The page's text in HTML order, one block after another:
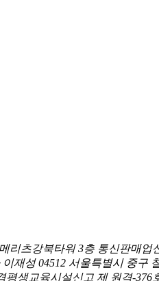
리츠강북타워 3층 통신판매업
이재성 04512 서울특별시 중구
평생교육시설신고 제 원격-376